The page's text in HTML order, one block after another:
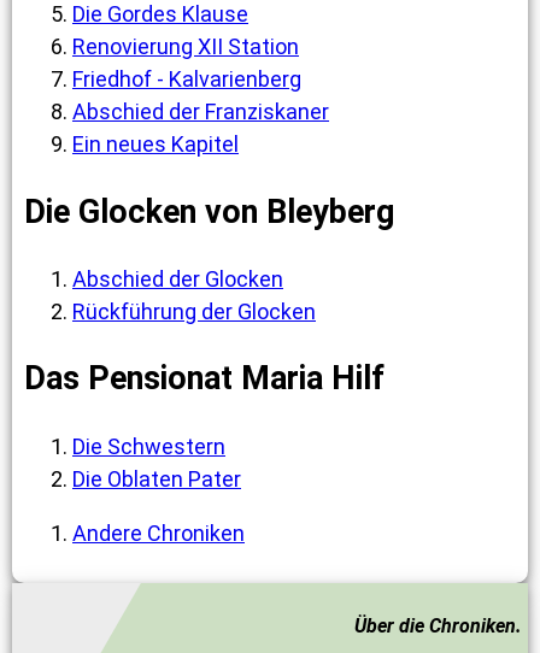
Die Gordes Klause
Renovierung XII Station
Friedhof - Kalvarienberg
Abschied der Franziskaner
Ein neues Kapitel
Die Glocken von Bleyberg
Abschied der Glocken
Rückführung der Glocken
Das Pensionat Maria Hilf
Die Schwestern
Die Oblaten Pater
Andere Chroniken
Über die Chroniken.